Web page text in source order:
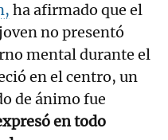
ha afirmado que el
no presentó
mental durante el
en el centro, un
de ánimo fue
en todo